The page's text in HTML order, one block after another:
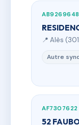
AB9269648
📍 Alès
Autre
AF7307622
52